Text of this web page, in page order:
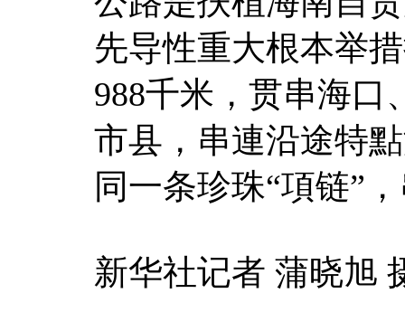
先导性重大根本举
988千米，贯串海口
市县，串連沿途特
同一条珍珠“項链”
新华社记者 蒲晓旭